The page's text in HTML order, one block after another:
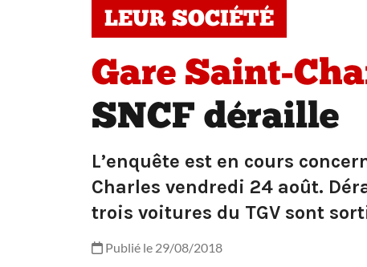
LEUR SOCIÉTÉ
Gare Saint-
SNCF déraille
L’enquête est en cours
Charles vendredi 24 août.
trois voitures du TGV sont
Publié le 29/08/2018